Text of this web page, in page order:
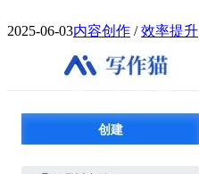
2025-06-03内容创作 /效率提升